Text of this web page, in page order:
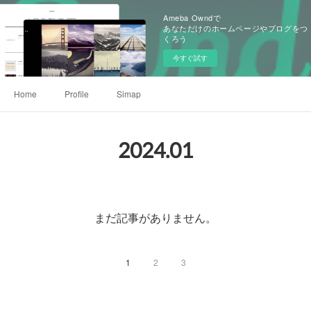
Ameba Owndで
あなただけのホームページやブログをつ
くろう
今すぐ試す
Home Profile Simap
2024.01
まだ記事がありません。
1 2 3